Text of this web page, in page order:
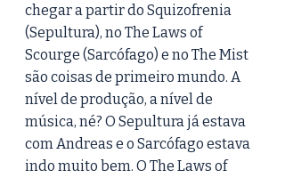
chegar a partir do Squizofrenia
(Sepultura), no The Laws of
Scourge (Sarcófago) e no The Mist
são coisas de primeiro mundo. A
nível de produção, a nível de
música, né? O Sepultura já estava
com Andreas e o Sarcófago estava
indo muito bem. O The Laws of